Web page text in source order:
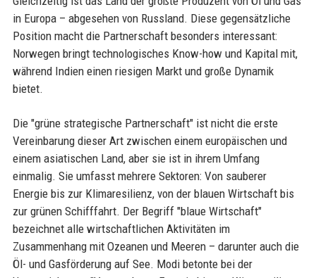
in Europa – abgesehen von Russland. Diese gegensätzliche
Position macht die Partnerschaft besonders interessant:
Norwegen bringt technologisches Know-how und Kapital mit,
während Indien einen riesigen Markt und große Dynamik
bietet.
Die "grüne strategische Partnerschaft" ist nicht die erste
Vereinbarung dieser Art zwischen einem europäischen und
einem asiatischen Land, aber sie ist in ihrem Umfang
einmalig. Sie umfasst mehrere Sektoren: Von sauberer
Energie bis zur Klimaresilienz, von der blauen Wirtschaft bis
zur grünen Schifffahrt. Der Begriff "blaue Wirtschaft"
bezeichnet alle wirtschaftlichen Aktivitäten im
Zusammenhang mit Ozeanen und Meeren – darunter auch die
Öl- und Gasförderung auf See. Modi betonte bei der